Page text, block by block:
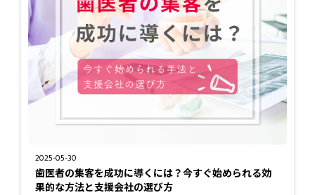
2025-05-30
歯医者の集客を成功に導くには？今すぐ始められる効
果的な方法と支援会社の選び方